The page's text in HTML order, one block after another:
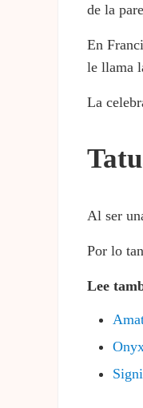
de la
En
le llama
La
Al ser
Por lo
Lee